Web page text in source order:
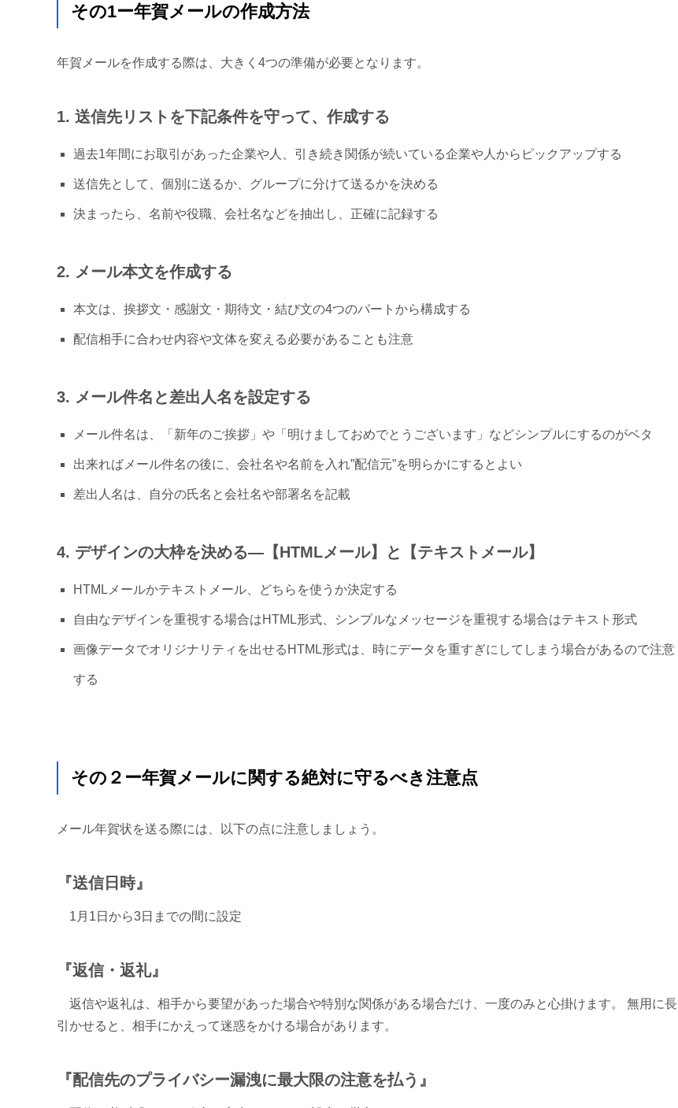
その1ー年賀メールの作成方法
年賀メールを作成する際は、大きく4つの準備が必要となります。
1. 送信先リストを下記条件を守って、作成する
過去1年間にお取引があった企業や人、引き続き関係が続いている企業や人からピックアップする
送信先として、個別に送るか、グループに分けて送るかを決める
決まったら、名前や役職、会社名などを抽出し、正確に記録する
2. メール本文を作成する
本文は、挨拶文・感謝文・期待文・結び文の4つのパートから構成する
配信相手に合わせ内容や文体を変える必要があることも注意
3. メール件名と差出人名を設定する
メール件名は、「新年のご挨拶」や「明けましておめでとうございます」などシンプルにするのがベタ
出来ればメール件名の後に、会社名や名前を入れ”配信元”を明らかにするとよい
差出人名は、自分の氏名と会社名や部署名を記載
4. デザインの大枠を決める―【HTMLメール】と【テキストメール】
HTMLメールかテキストメール、どちらを使うか決定する
自由なデザインを重視する場合はHTML形式、シンプルなメッセージを重視する場合はテキスト形式
画像データでオリジナリティを出せるHTML形式は、時にデータを重すぎにしてしまう場合があるので注意
する
その２ー年賀メールに関する絶対に守るべき注意点
メール年賀状を送る際には、以下の点に注意しましょう。
『送信日時』
1月1日から3日までの間に設定
『返信・返礼』
返信や返礼は、相手から要望があった場合や特別な関係がある場合だけ、一度のみと心掛けます。 無用に長
引かせると、相手にかえって迷惑をかける場合があります。
『配信先のプライバシー漏洩に最大限の注意を払う』